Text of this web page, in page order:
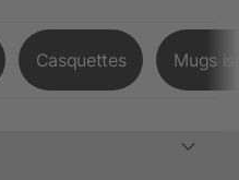
Casquettes Mugs